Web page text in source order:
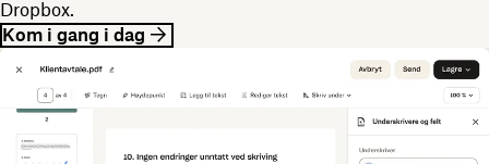
Dropbox.
Kom i gang i dag